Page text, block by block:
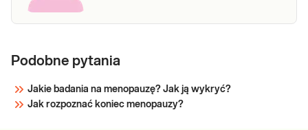
Podobne pytania
Jakie badania na menopauzę? Jak ją wykryć?
Jak rozpoznać koniec menopauzy?